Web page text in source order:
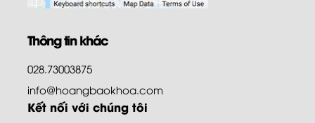
Thông tin khác
028.73003875
info@hoangbaokhoa.com
Kết nối với chúng tôi